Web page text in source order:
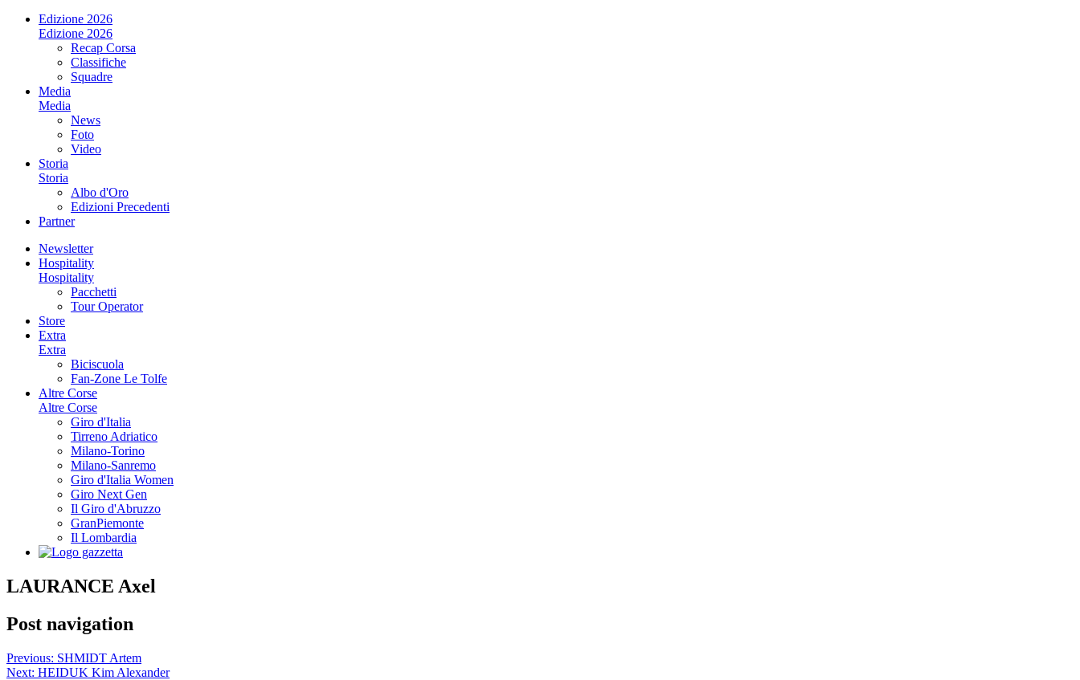
Edizione 2026
Edizione 2026
Recap Corsa
Classifiche
Squadre
Media
Media
News
Foto
Video
Storia
Storia
Albo d'Oro
Edizioni Precedenti
Partner
Newsletter
Hospitality
Hospitality
Pacchetti
Tour Operator
Store
Extra
Extra
Biciscuola
Fan-Zone Le Tolfe
Altre Corse
Altre Corse
Giro d'Italia
Tirreno Adriatico
Milano-Torino
Milano-Sanremo
Giro d'Italia Women
Giro Next Gen
Il Giro d'Abruzzo
GranPiemonte
Il Lombardia
LAURANCE Axel
Post navigation
Previous: SHMIDT Artem
Next: HEIDUK Kim Alexander